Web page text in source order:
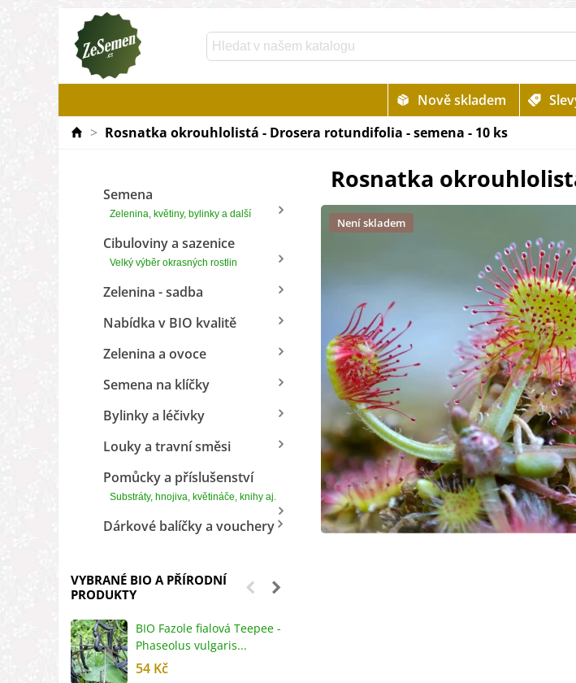
Nově skladem
> Rosnatka okrouhlolistá - Drosera rotundifolia - semena - 10 ks
Semena
Zelenina, květiny, bylinky a další
Cibuloviny a sazenice
Velký výběr okrasných rostlin
Zelenina - sadba
Nabídka v BIO kvalitě
Zelenina a ovoce
Semena na klíčky
Bylinky a léčivky
Louky a travní směsi
Pomůcky a příslušenství
Substráty, hnojiva, květináče, knihy aj.
Dárkové balíčky a vouchery
VYBRANÉ BIO A PŘÍRODNÍ
PRODUKTY
BIO Fazole fialová Teepee -
Phaseolus vulgaris...
54 Kč
Rosnatka
Není skladem